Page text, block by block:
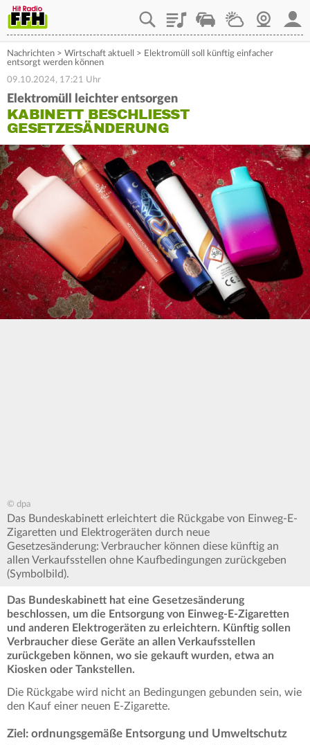
PlaylistStaupilotWetterWebcam
Nachrichten > Wirtschaft aktuell > Elektromüll soll künftig einfacher
entsorgt werden können
09.10.2024, 17:21 Uhr
Elektromüll leichter entsorgen
KABINETT BESCHLIESST G
ESETZESÄNDERUNG
© dpa
Das Bundeskabinett erleichtert die Rückgabe von Einweg-E-
Zigaretten und Elektrogeräten durch neue
Gesetzesänderung: Verbraucher können diese künftig an
allen Verkaufsstellen ohne Kaufbedingungen zurückgeben
(Symbolbild).
Das Bundeskabinett hat eine Gesetzesänderung
beschlossen, um die Entsorgung von Einweg-E-Zigaretten
und anderen Elektrogeräten zu erleichtern. Künftig sollen
Verbraucher diese Geräte an allen Verkaufsstellen
zurückgeben können, wo sie gekauft wurden, etwa an
Kiosken oder Tankstellen.
Die Rückgabe wird nicht an Bedingungen gebunden sein, wie
den Kauf einer neuen E-Zigarette.
Ziel: ordnungsgemäße Entsorgung und Umweltschutz